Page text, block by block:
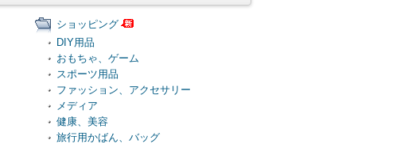
ショッピング
DIY用品
おもちゃ、ゲーム
スポーツ用品
ファッション、アクセサリー
メディア
健康、美容
旅行用かばん、バッグ